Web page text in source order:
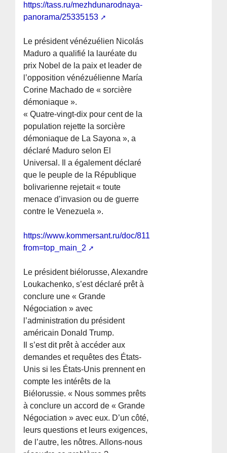
https://tass.ru/mezhdunarodnaya-
panorama/25335153
Le président vénézuélien Nicolás
Maduro a qualifié la lauréate du
prix Nobel de la paix et leader de
l’opposition vénézuélienne María
Corine Machado de « sorcière
démoniaque ».
« Quatre-vingt-dix pour cent de la
population rejette la sorcière
démoniaque de La Sayona », a
déclaré Maduro selon El
Universal. Il a également déclaré
que le peuple de la République
bolivarienne rejetait « toute
menace d’invasion ou de guerre
contre le Venezuela ».
https://www.kommersant.ru/doc/8119728?
from=top_main_2
Le président biélorusse, Alexandre
Loukachenko, s’est déclaré prêt à
conclure une « Grande
Négociation » avec
l’administration du président
américain Donald Trump.
Il s’est dit prêt à accéder aux
demandes et requêtes des États-
Unis si les États-Unis prennent en
compte les intérêts de la
Biélorussie. « Nous sommes prêts
à conclure un accord de « Grande
Négociation » avec eux. D’un côté,
leurs questions et leurs exigences,
de l’autre, les nôtres. Allons-nous